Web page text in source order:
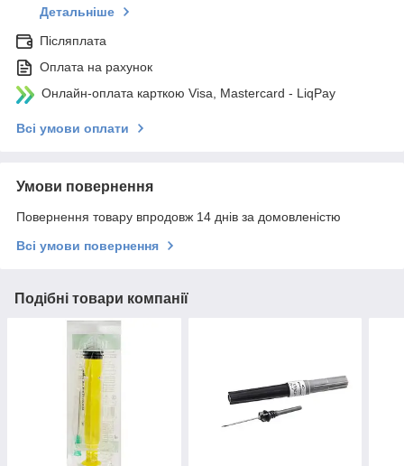
Детальніше
Післяплата
Оплата на рахунок
Онлайн-оплата карткою Visa, Mastercard - LiqPay
Всі умови оплати
Умови повернення
Повернення товару впродовж 14 днів за домовленістю
Всі умови повернення
Подібні товари компанії